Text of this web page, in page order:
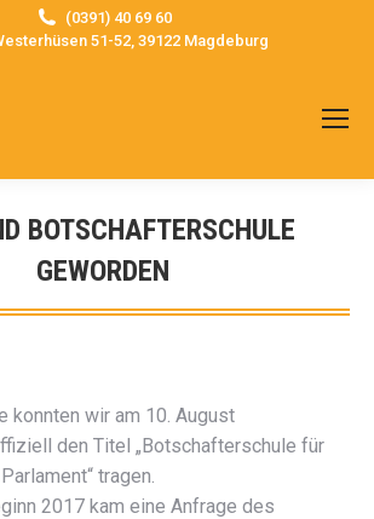
(0391) 40 69 60
51-52, 39122 Magdeburg
BOTSCHAFTERSCHULE
GEWORDEN
Sie befinden sich hier:
konnten wir am 10. August
den Titel „Botschafterschule für
tragen.
2017 kam eine Anfrage des